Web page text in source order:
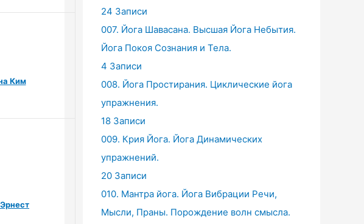
Ким
24 Записи
007. Йога Шавасана. Высшая Йога Небытия.
Йога Покоя Сознания и Тела.
4 Записи
008. Йога Простирания. Циклические йога
упражнения.
18 Записи
009. Крия Йога. Йога Динамических
упражнений.
20 Записи
010. Мантра йога. Йога Вибрации Речи,
Мысли, Праны. Порождение волн смысла.